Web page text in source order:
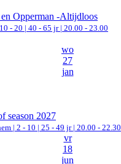
Opperman -Altijdloos
10 - 20 | 40 - 65 jr | 20.00 - 23.00
wo
27
jan
season 2027
| 2 - 10 | 25 - 49 jr | 20.00 - 22.30
vr
18
jun